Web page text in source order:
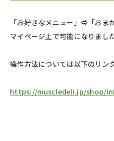
「お好きなメニュー」⇔「おま
マイページ上で可能になりまし
操作方法については以下のリン
https://muscledeli.jp/shop/